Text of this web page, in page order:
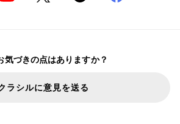
気づきの点はありますか？
ラシルに意見を送る